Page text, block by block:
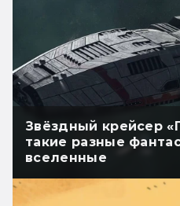
Звёздный крейсер
такие разные
вселенные